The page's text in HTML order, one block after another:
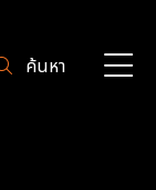
ค้นหา